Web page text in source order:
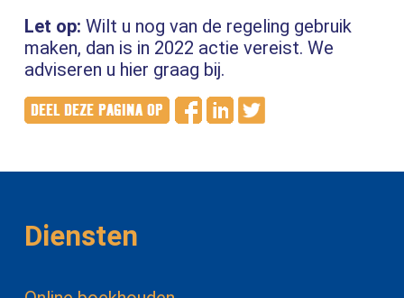
Let op: Wilt u nog van de regeling gebruik
maken, dan is in 2022 actie vereist. We
adviseren u hier graag bij.
Diensten